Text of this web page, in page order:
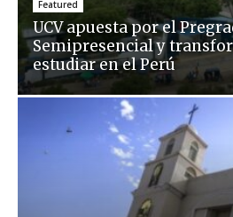
Featured
UCV apuesta por el
Semipresencial y
estudiar en el Perú